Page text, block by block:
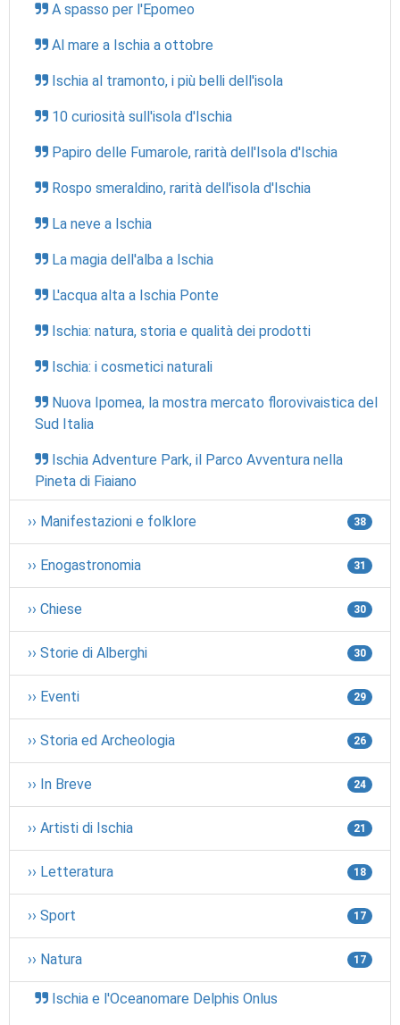
A spasso per l'Epomeo
Al mare a Ischia a ottobre
Ischia al tramonto, i più belli dell'isola
10 curiosità sull'isola d'Ischia
Papiro delle Fumarole, rarità dell'Isola d'Ischia
Rospo smeraldino, rarità dell'isola d'Ischia
La neve a Ischia
La magia dell'alba a Ischia
L'acqua alta a Ischia Ponte
Ischia: natura, storia e qualità dei prodotti
Ischia: i cosmetici naturali
Nuova Ipomea, la mostra mercato florovivaistica del
Sud Italia
Ischia Adventure Park, il Parco Avventura nella
Pineta di Fiaiano
›› Manifestazioni e folklore 38
›› Enogastronomia 31
›› Chiese 30
›› Storie di Alberghi 30
›› Eventi 29
›› Storia ed Archeologia 26
›› In Breve 24
›› Artisti di Ischia 21
›› Letteratura 18
›› Sport 17
›› Natura 17
Ischia e l'Oceanomare Delphis Onlus